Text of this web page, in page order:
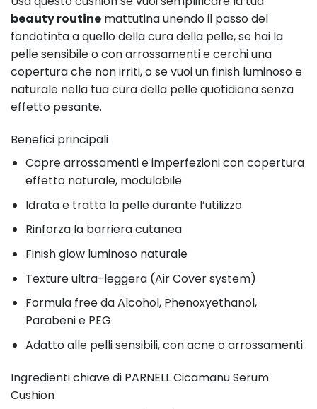
beauty routine mattutina unendo il passo del
fondotinta a quello della cura della pelle, se hai la
pelle sensibile o con arrossamenti e cerchi una
copertura che non irriti, o se vuoi un finish luminoso e
naturale nella tua cura della pelle quotidiana senza
effetto pesante.
Benefici principali
Copre arrossamenti e imperfezioni con copertura
effetto naturale, modulabile
Idrata e tratta la pelle durante l’utilizzo
Rinforza la barriera cutanea
Finish glow luminoso naturale
Texture ultra-leggera (Air Cover system)
Formula free da Alcohol, Phenoxyethanol,
Parabeni e PEG
Adatto alle pelli sensibili, con acne o arrossamenti
Ingredienti chiave di PARNELL Cicamanu Serum
Cushion